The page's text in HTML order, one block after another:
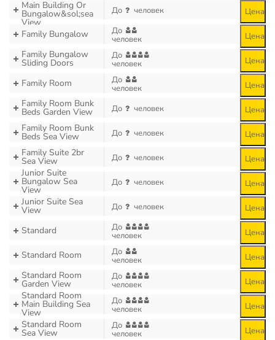
Main Building Or
Bungalow&sol;sea
View
До человек Цена
Family Bungalow До
человек Цена
Family Bungalow
Sliding Doors
До
человек Цена
Family Room До
человек Цена
Family Room Bunk
Beds Garden View До человек Цена
Family Room Bunk
Beds Sea View До человек Цена
Family Suite 2br
Sea View До человек Цена
Junior Suite
Bungalow Sea
View
До человек Цена
Junior Suite Sea
View До человек Цена
Standard До
человек Цена
Standard Room До
человек Цена
Standard Room
Garden View
До
человек Цена
Standard Room
Main Building Sea
View
До
человек Цена
Standard Room
Sea View
До
человек Цена